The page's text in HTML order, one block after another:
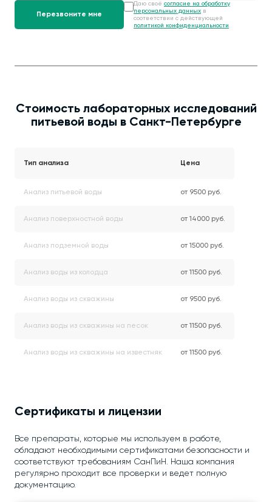
Даю своё согласие на обработку
персональных данных в
соответствии с действующей
политикой конфиденциальности .
Стоимость лабораторных исследований
питьевой воды в Санкт-Петербурге
Тип анализа Цена
Анализ питьевой воды от 9500 руб.
Анализ поверхностной воды от 14000 руб.
Анализ подземной воды от 15000 руб.
Анализ воды из колодца от 11500 руб.
Анализ воды из скважины от 9500 руб.
Анализ воды из скважины на песок от 11500 руб.
Анализ воды из скважины на известняк от 11500 руб.
Сертификаты и лицензии
Все препараты, которые мы используем в работе,
обладают необходимыми сертификатами безопасности и
соответствуют требованиям СанПиН. Наша компания
регулярно проходит все проверки и ведет полную
документацию.